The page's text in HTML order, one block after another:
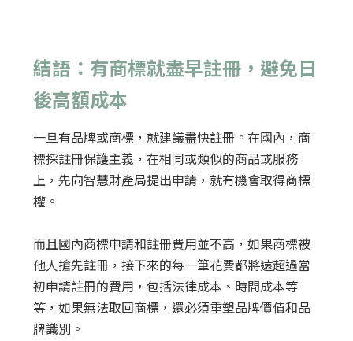
結語：有商標就盡早註冊，避免日
後高額成本
一旦有品牌或商標，就建議盡快註冊。在國內，商
標採註冊保護主義，在相同或類似的商品或服務
上，先向智慧財產局提出申請，就有機會取得商標
權。
而且國內商標申請和註冊費用並不高，如果商標被
他人搶先註冊，接下來的每一筆花費都將遠超過當
初申請註冊的費用，包括法律成本、時間成本等
等，如果無法取回商標，還必須重塑品牌價值和品
牌識別。